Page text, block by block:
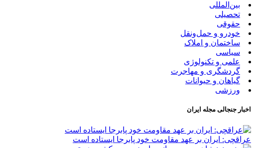
بین‌المللی
تحصیلی
حقوقی
خودرو و حمل‌و‌نقل
ساختمان و املاک
سیاسی
علمی و تکنولوژی
گردشگری و مهاجرت
گیاهان و حیوانات
ورزشی
اخبار جنجالی مجله ایران
عراقچی: ایران بر عهد مقاومت خود پابرجا ایستاده است